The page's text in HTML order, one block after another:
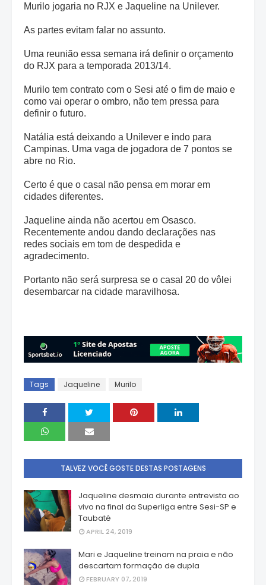
Murilo jogaria no RJX e Jaqueline na Unilever.
As partes evitam falar no assunto.
Uma reunião essa semana irá definir o orçamento
do RJX para a temporada 2013/14.
Murilo tem contrato com o Sesi até o fim de maio e
como vai operar o ombro, não tem pressa para
definir o futuro.
Natália está deixando a Unilever e indo para
Campinas. Uma vaga de jogadora de 7 pontos se
abre no Rio.
Certo é que o casal não pensa em morar em
cidades diferentes.
Jaqueline ainda não acertou em Osasco.
Recentemente andou dando declarações nas
redes sociais em tom de despedida e
agradecimento.
Portanto não será surpresa se o casal 20 do vôlei
desembarcar na cidade maravilhosa.
Tags Jaqueline Murilo
TALVEZ VOCÊ GOSTE DESTAS POSTAGENS
Jaqueline desmaia durante entrevista ao
vivo na final da Superliga entre Sesi-SP e
Taubaté
APRIL 24, 2019
Mari e Jaqueline treinam na praia e não
descartam formação de dupla
FEBRUARY 07, 2019